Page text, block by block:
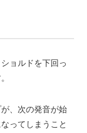
ョルドを下回っ
、次の発音が始
ってしまうこと